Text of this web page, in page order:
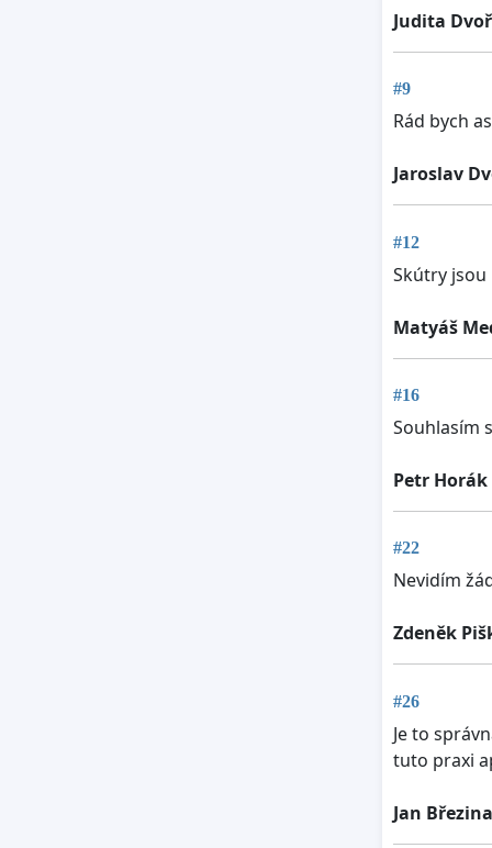
Judita
#9
Rád bych
Jaroslav
#12
Skútry
Matyáš
#16
Souhlasím
Petr Horák
#22
Nevidím
Zdeněk
#26
Je to
tuto praxi
Jan Březina